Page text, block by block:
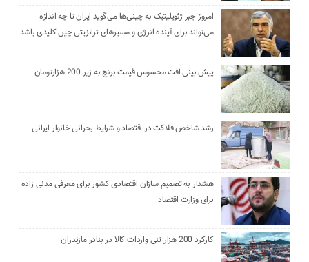
امروز جبر ژئوپلیتیک به چینی‌ها می‌گوید ایران تا چه اندازه
می‌تواند برای آینده انرژی و مسیرهای ترانزیتی چین کلیدی باشد
پیش بینی افت محسوس قیمت برنج به زیر 200 هزارتومان
رشد شاخص فلاکت در اقتصاد و شرایط بحرانی خانوار ایرانی
هشدار به تصمیم سازان اقتصادی کشور برای معرفی مدنی زاده
برای وزارت اقتصاد
کارکرد 200 هزار تنی واردات کالا در بنادر مازندران